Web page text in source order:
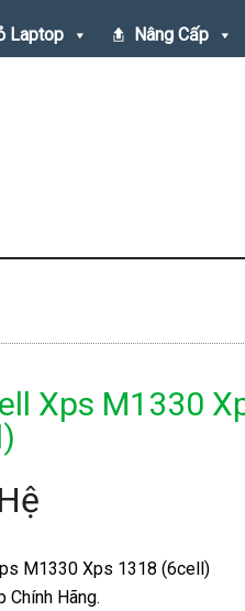
Laptop Nâng Cấp
Xps M1330
M1330 Xps 1318 (6cell)
Chính Hãng.